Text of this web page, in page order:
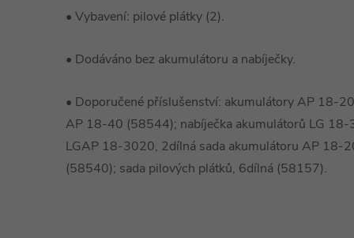
• Vybavení: pilové plátky (2).
• Dodáváno bez akumulátoru a nabíječky.
• Doporučené příslušenství: akumulátory AP 18-
AP 18-40 (58544); nabíječka akumulátorů LG
LGAP 18-3020, 2dílná sada akumulátoru AP 18-
(58540); sada pilových plátků, 6dílná (58157).